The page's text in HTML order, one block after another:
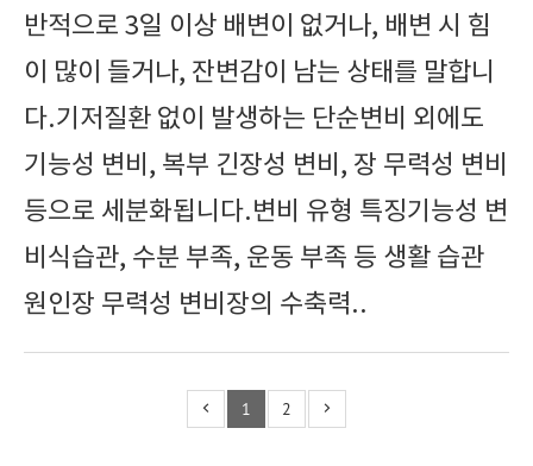
반적으로 3일 이상 배변이 없거나, 배변 시 힘
이 많이 들거나, 잔변감이 남는 상태를 말합니
다.기저질환 없이 발생하는 단순변비 외에도
기능성 변비, 복부 긴장성 변비, 장 무력성 변비
등으로 세분화됩니다.변비 유형 특징기능성 변
비식습관, 수분 부족, 운동 부족 등 생활 습관
원인장 무력성 변비장의 수축력..
1 2